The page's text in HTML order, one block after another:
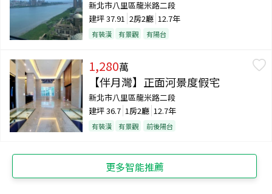
新北市八里區龍米路二段
建坪37.91 2房2廳 12.7年
有裝潢 有景觀 有陽台
1,280萬
【伴月灣】正面河景度假宅
新北市八里區龍米路二段
建坪36.7 1房2廳 12.7年
有裝潢 有景觀 前後陽台
更多智能推薦